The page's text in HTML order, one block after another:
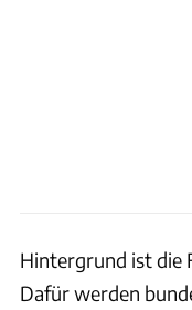
Hintergrund ist die
Dafür werden